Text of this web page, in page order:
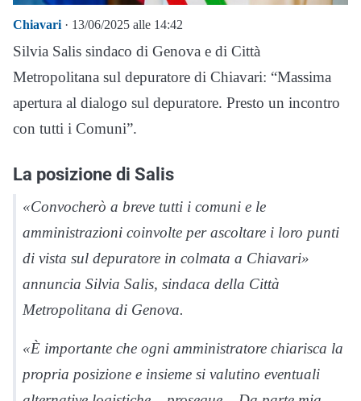
Chiavari · 13/06/2025 alle 14:42
Silvia Salis sindaco di Genova e di Città
Metropolitana sul depuratore di Chiavari: “Massima
apertura al dialogo sul depuratore. Presto un incontro
con tutti i Comuni”.
La posizione di Salis
«Convocherò a breve tutti i comuni e le
amministrazioni coinvolte per ascoltare i loro punti
di vista sul depuratore in colmata a Chiavari»
annuncia Silvia Salis, sindaca della Città
Metropolitana di Genova.
«È importante che ogni amministratore chiarisca la
propria posizione e insieme si valutino eventuali